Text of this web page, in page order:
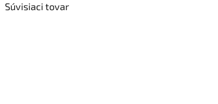
Súvisiaci tovar